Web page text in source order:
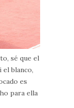
sé que el
blanco,
es
para ella